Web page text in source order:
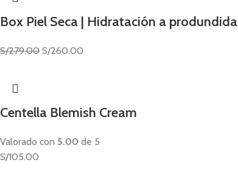
Box Piel Seca | Hidratación a
S/279.00 S/260.00
Centella Blemish Cream
Valorado con 5.00 de 5
S/105.00